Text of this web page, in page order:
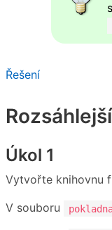
Řešení
Úkol 1
Vytvořte knihovnu
V souboru